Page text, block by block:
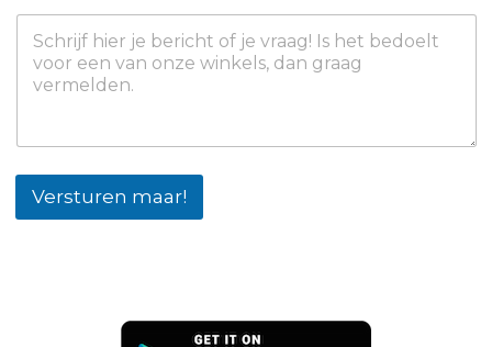
Versturen maar!